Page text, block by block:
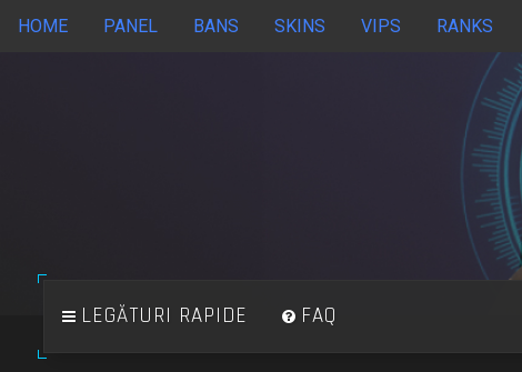
HOME PANEL BANS SKINS VIPS RANKS
LEGĂTURI RAPIDE FAQ